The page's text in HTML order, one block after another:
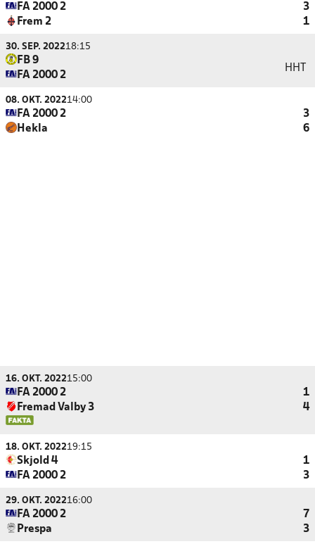
FA 2000 2
3
Frem 2
1
30. SEP. 202218:15
FB 9
FA 2000 2
HHT
08. OKT. 202214:00
FA 2000 2
3
Hekla
6
16. OKT. 202215:00
FA 2000 2
1
Fremad Valby 3
4
18. OKT. 202219:15
Skjold 4
1
FA 2000 2
3
29. OKT. 202216:00
FA 2000 2
7
Prespa
3